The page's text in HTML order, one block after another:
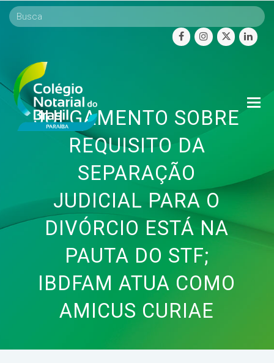
facebookinstagram
twitter
JULGAMENTO SOBRE
REQUISITO DA
SEPARAÇÃO
JUDICIAL PARA O
DIVÓRCIO ESTÁ NA
PAUTA DO STF;
IBDFAM ATUA COMO
AMICUS CURIAE